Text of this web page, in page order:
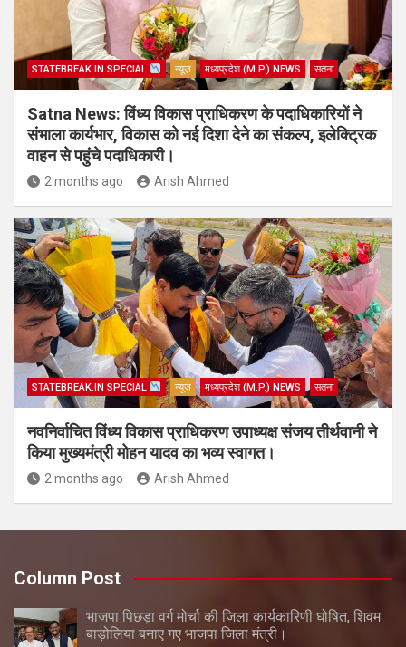
STATEBREAK.IN SPECIAL न्यूज़ मध्यप्रदेश (M.P.) NEWS सतना
Satna News: विंध्य विकास प्राधिकरण के पदाधिकारियों ने
संभाला कार्यभार, विकास को नई दिशा देने का संकल्प, इलेक्ट्रिक
वाहन से पहुंचे पदाधिकारी।
2 months ago Arish Ahmed
STATEBREAK.IN SPECIAL न्यूज़ मध्यप्रदेश (M.P.) NEWS सतना
नवनिर्वाचित विंध्य विकास प्राधिकरण उपाध्यक्ष संजय तीर्थवानी ने
किया मुख्यमंत्री मोहन यादव का भव्य स्वागत।
2 months ago Arish Ahmed
Column Post
भाजपा पिछड़ा वर्ग मोर्चा की जिला कार्यकारिणी घोषित, शिवम
बाड़ोलिया बनाए गए भाजपा जिला मंत्री।